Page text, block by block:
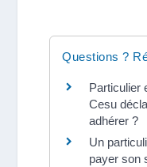
Questions ?
Particulier
Cesu
adhérer ?
Un
payer son